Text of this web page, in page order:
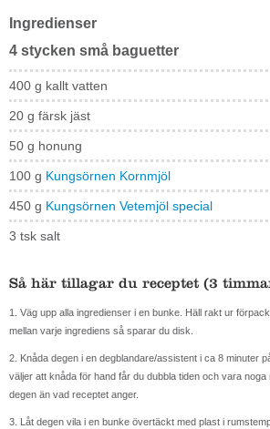
Ingredienser
4 stycken små baguetter
400 g kallt vatten
20 g färsk jäst
50 g honung
100 g Kungsörnen Kornmjöl
450 g Kungsörnen Vetemjöl special
3 tsk salt
Så här tillagar du receptet (3
1. Väg upp alla ingredienser i en bunke. Häll rakt ur
mellan varje ingrediens så sparar du disk.
2. Knåda degen i en degblandare/assistent i ca 8 minuter
väljer att knåda för hand får du dubbla tiden och vara noga
degen än vad receptet anger.
3. Låt degen vila i en bunke övertäckt med plast i